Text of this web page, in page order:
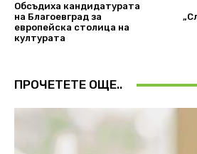
Обсъдиха кандидатурата
на Благоевград за
европейска столица на
културата
ПРОЧЕТЕТЕ ОЩЕ..